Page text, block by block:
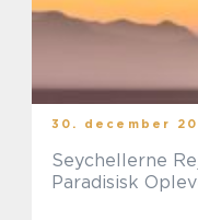
30. december
Seychellerne
Paradisisk